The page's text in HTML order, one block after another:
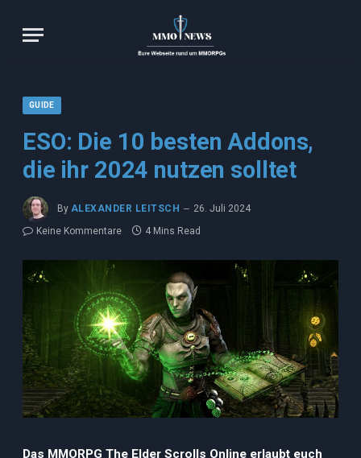
GUIDE
ESO: Die 10 besten Addons,
die ihr 2024 nutzen solltet
By ALEXANDER LEITSCH
26. Juli 2024
Keine Kommentare
4 Mins Read
Das MMORPG The Elder Scrolls Online erlaubt euch